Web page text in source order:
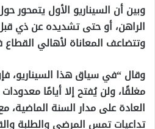
وبين أن السيناريو الأول يتمحور
الراهن، أو حتى تشديده عن ذي
وتتضاعف المعاناة لأهالي
وقال “في سياق هذا السيناريو،
مغلقًا، ولن يُفتح إلا أيامًا
العادة على مدار السنة الماضية،
تداعيات تمس المرضى والطلبة